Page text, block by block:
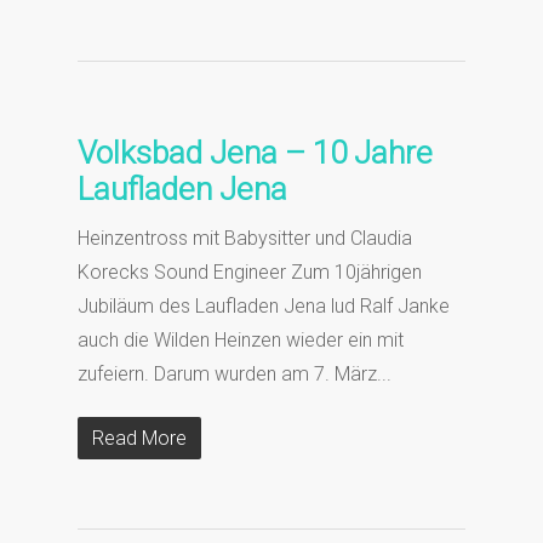
Volksbad Jena – 10 Jahre
Laufladen Jena
Heinzentross mit Babysitter und Claudia
Korecks Sound Engineer Zum 10jährigen
Jubiläum des Laufladen Jena lud Ralf Janke
auch die Wilden Heinzen wieder ein mit
zufeiern. Darum wurden am 7. März...
Read More